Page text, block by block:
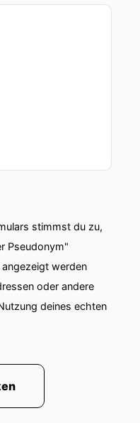
stimmst du zu,
Pseudonym"
werden
oder andere
deines echten